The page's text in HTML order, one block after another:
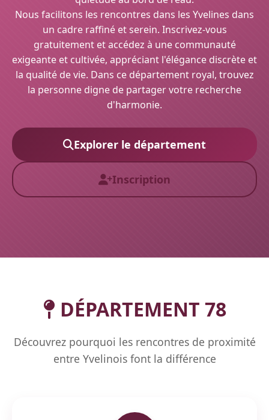
Nous facilitons les rencontres dans les Yvelines dans
un cadre raffiné et serein. Inscrivez-vous
gratuitement et accédez à une communauté
exigeante et cultivée, appréciant l'élégance discrète et
la qualité de vie. Dans ce département royal, trouvez
la personne digne de partager votre recherche
d'harmonie.
Explorer le département
Inscription
DÉPARTEMENT 78
Découvrez pourquoi les rencontres de proximité
entre Yvelinois font la différence